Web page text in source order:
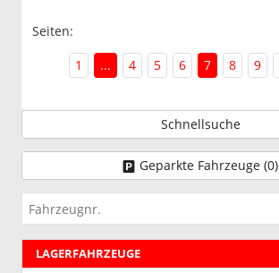
Seiten:
1
... 4 5 6 7 8 9
Schnellsuche
Geparkte Fahrzeuge (0)
Fahrzeugnr.
LAGERFAHRZEUGE